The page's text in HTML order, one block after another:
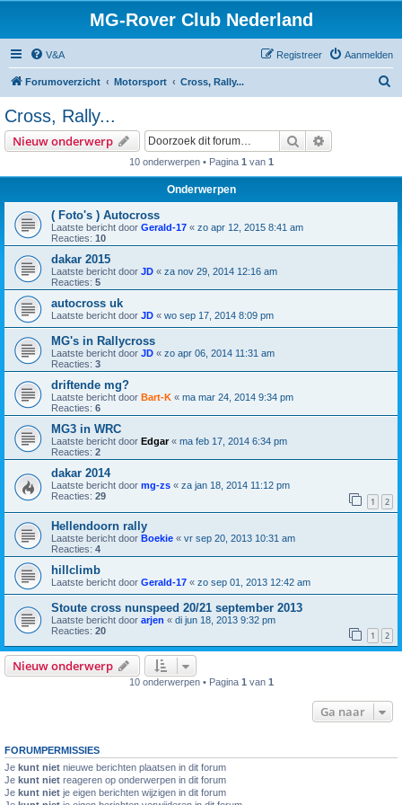
MG-Rover Club Nederland
V&A Aanmelden
Registreer
Forumoverzicht Motorsport Cross, Rally...
Cross, Rally...
Nieuw onderwerp Zoek
10 onderwerpen • Pagina 1 van 1
Onderwerpen
( Foto's ) Autocross
Laatste bericht door Gerald-17 « zo apr 12, 2015 8:41 am
Reacties: 10
dakar 2015
Laatste bericht door JD « za nov 29, 2014 12:16 am
Reacties: 5
autocross uk
Laatste bericht door JD « wo sep 17, 2014 8:09 pm
MG's in Rallycross
Laatste bericht door JD « zo apr 06, 2014 11:31 am
Reacties: 3
driftende mg?
Laatste bericht door Bart-K « ma mar 24, 2014 9:34 pm
Reacties: 6
MG3 in WRC
Laatste bericht door Edgar« ma feb 17, 2014 6:34 pm
Reacties: 2
dakar 2014
Laatste bericht door mg-zs « za jan 18, 2014 11:12 pm
Reacties: 29 1 2
Hellendoorn rally
Laatste bericht door Boekie « vr sep 20, 2013 10:31 am
Reacties: 4
hillclimb
Laatste bericht door Gerald-17 « zo sep 01, 2013 12:42 am
Stoute cross nunspeed 20/21 september 2013
Laatste bericht door arjen « di jun 18, 2013 9:32 pm
Reacties: 20 1 2
Nieuw onderwerp
10 onderwerpen • Pagina 1 van 1
Ga naar
FORUMPERMISSIES
Je kunt niet nieuwe berichten plaatsen in dit forum
Je kunt niet reageren op onderwerpen in dit forum
Je kunt niet je eigen berichten wijzigen in dit forum